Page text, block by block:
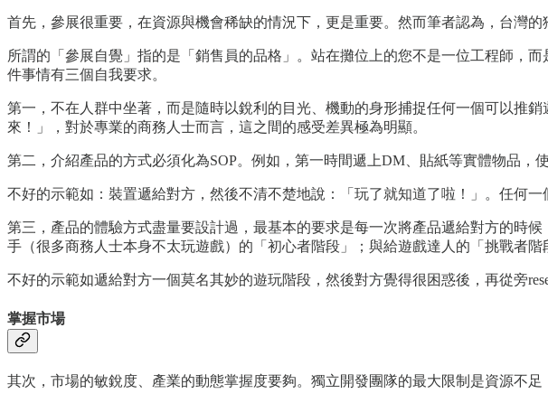
首先，參展很重要，在資源與機會稀缺的情況下，更是重要。然而筆者認為，台灣
所謂的「參展自覺」指的是「銷售員的品格」。站在攤位上的您不是一位工程師，
件事情有三個自我要求。
第一，不在人群中坐著，而是隨時以銳利的目光、機動的身形捕捉任何一個可以推
來！」，對於專業的商務人士而言，這之間的感受差異極為明顯。
第二，介紹產品的方式必須化為SOP。例如，第一時間遞上DM、貼紙等實體物品
不好的示範如：裝置遞給對方，然後不清不楚地說：「玩了就知道了啦！」。任何
第三，產品的體驗方式盡量要設計過，最基本的要求是每一次將產品遞給對方的時
手（很多商務人士本身不太玩遊戲）的「初心者階段」；與給遊戲達人的「挑戰者階
不好的示範如遞給對方一個莫名其妙的遊玩階段，然後對方覺得很困惑後，再從旁
掌握市場
其次，市場的敏銳度、產業的動態掌握度要夠。獨立開發團隊的最大限制是資源不足